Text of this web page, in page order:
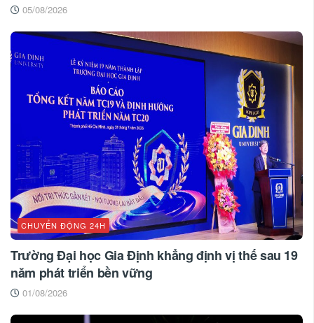
05/08/2026
CHUYỂN ĐỘNG 24H
Trường Đại học Gia Định khẳng định vị thế sau 19
năm phát triển bền vững
01/08/2026